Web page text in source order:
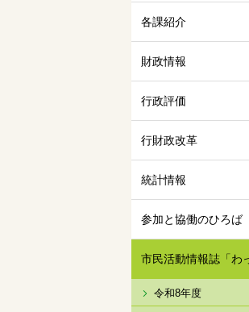
各課紹介
財政情報
行政評価
行財政改革
統計情報
参加と協働のひろば
市民活動情報誌「わ
令和8年度